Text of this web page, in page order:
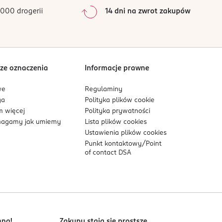
0%
Sortowanie wgdata: od najnowszej
drogerii 14 dni na zwrot zakupów
oznaczenia
więcej
jak umiemy
Informacje prawne
Regulaminy
Polityka plikówcookie
Polityka prywatności
Lista plikówcookies
Ustawienia plikówcookies
Punkt kontaktowy/ Point
of contact DSA